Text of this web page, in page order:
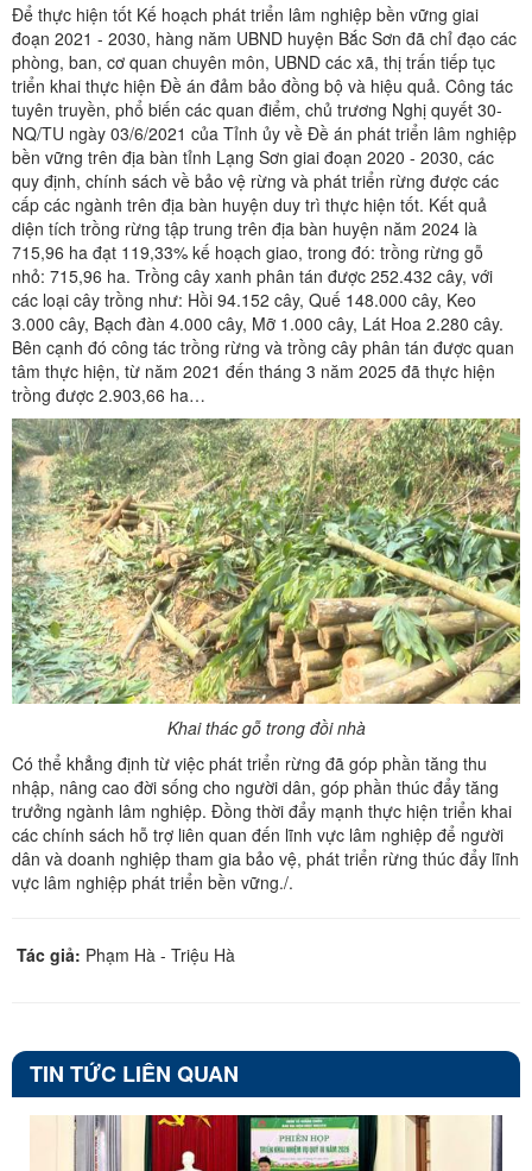
Để thực hiện tốt Kế hoạch phát triển lâm nghiệp bền vững giai
đoạn 2021 - 2030, hàng năm UBND huyện Bắc Sơn đã chỉ đạo các
phòng, ban, cơ quan chuyên môn, UBND các xã, thị trấn tiếp tục
triển khai thực hiện Đề án đảm bảo đồng bộ và hiệu quả. Công tác
tuyên truyền, phổ biến các quan điểm, chủ trương Nghị quyết 30-
NQ/TU ngày 03/6/2021 của Tỉnh ủy về Đề án phát triển lâm nghiệp
bền vững trên địa bàn tỉnh Lạng Sơn giai đoạn 2020 - 2030, các
quy định, chính sách về bảo vệ rừng và phát triển rừng được các
cấp các ngành trên địa bàn huyện duy trì thực hiện tốt. Kết quả
diện tích trồng rừng tập trung trên địa bàn huyện năm 2024 là
715,96 ha đạt 119,33% kế hoạch giao, trong đó: trồng rừng gỗ
nhỏ: 715,96 ha. Trồng cây xanh phân tán được 252.432 cây, với
các loại cây trồng như: Hồi 94.152 cây, Quế 148.000 cây, Keo
3.000 cây, Bạch đàn 4.000 cây, Mỡ 1.000 cây, Lát Hoa 2.280 cây.
Bên cạnh đó công tác trồng rừng và trồng cây phân tán được quan
tâm thực hiện, từ năm 2021 đến tháng 3 năm 2025 đã thực hiện
trồng được 2.903,66 ha…
Khai thác gỗ trong đồi nhà
Có thể khẳng định từ việc phát triển rừng đã góp phần tăng thu
nhập, nâng cao đời sống cho người dân, góp phần thúc đẩy tăng
trưởng ngành lâm nghiệp. Đồng thời đẩy mạnh thực hiện triển khai
các chính sách hỗ trợ liên quan đến lĩnh vực lâm nghiệp để người
dân và doanh nghiệp tham gia bảo vệ, phát triển rừng thúc đẩy lĩnh
vực lâm nghiệp phát triển bền vững./.
Tác giả: Phạm Hà - Triệu Hà
TIN TỨC LIÊN QUAN